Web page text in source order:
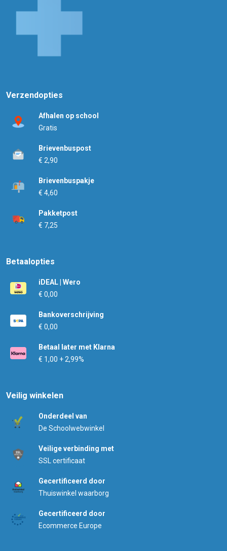
Verzendopties
Afhalen op school
Gratis
Brievenbuspost
€ 2,90
Brievenbuspakje
€ 4,60
Pakketpost
€ 7,25
Betaalopties
iDEAL | Wero
€ 0,00
Bankoverschrijving
€ 0,00
Betaal later met Klarna
€ 1,00 + 2,99%
Veilig winkelen
Onderdeel van
De Schoolwebwinkel
Veilige verbinding met
SSL certificaat
Gecertificeerd door
Thuiswinkel waarborg
Gecertificeerd door
Ecommerce Europe